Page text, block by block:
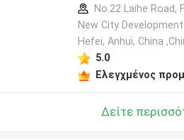
No.22 Laihe Road,
New City
Hefei, Anhui, China
5.0
Ελεγχμένος
Δείτε